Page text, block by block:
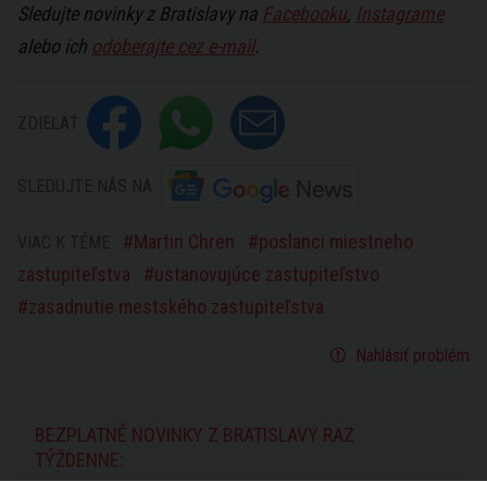
Sledujte novinky z Bratislavy na Facebooku, Instagrame
alebo ich odoberajte cez e-mail.
Martin Chren
poslanci miestneho
zastupiteľstva
ustanovujúce zastupiteľstvo
zasadnutie mestského zastupiteľstva
Nahlásiť problém
BEZPLATNÉ NOVINKY Z BRATISLAVY RAZ
TÝŽDENNE: